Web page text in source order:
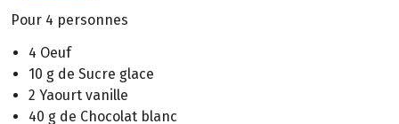
Pour 4 personnes
4 Oeuf
10 g de Sucre glace
2 Yaourt vanille
40 g de Chocolat blanc